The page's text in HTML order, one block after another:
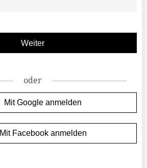
oder
Mit Google anmelden
Mit Facebook anmelden